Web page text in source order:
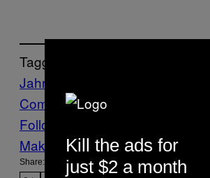
Tagged:
Jahrgang 7 Ausgabe 12
Compass Issue
Follow Us On Discover
Make Us Preferred In Top Stories
Share:
Kill the ads for
just $2 a month